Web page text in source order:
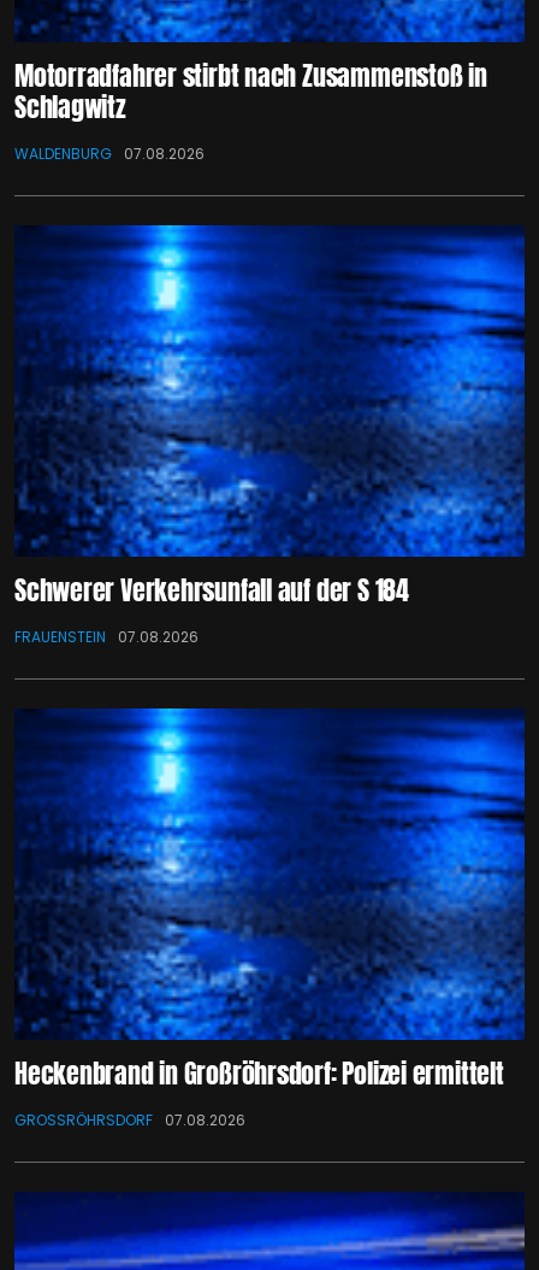
Motorradfahrer stirbt nach Zusammenstoß in
Schlagwitz
WALDENBURG 07.08.2026
Schwerer Verkehrsunfall auf der S 184
FRAUENSTEIN 07.08.2026
Heckenbrand in Großröhrsdorf: Polizei ermittelt
GROSSRÖHRSDORF 07.08.2026